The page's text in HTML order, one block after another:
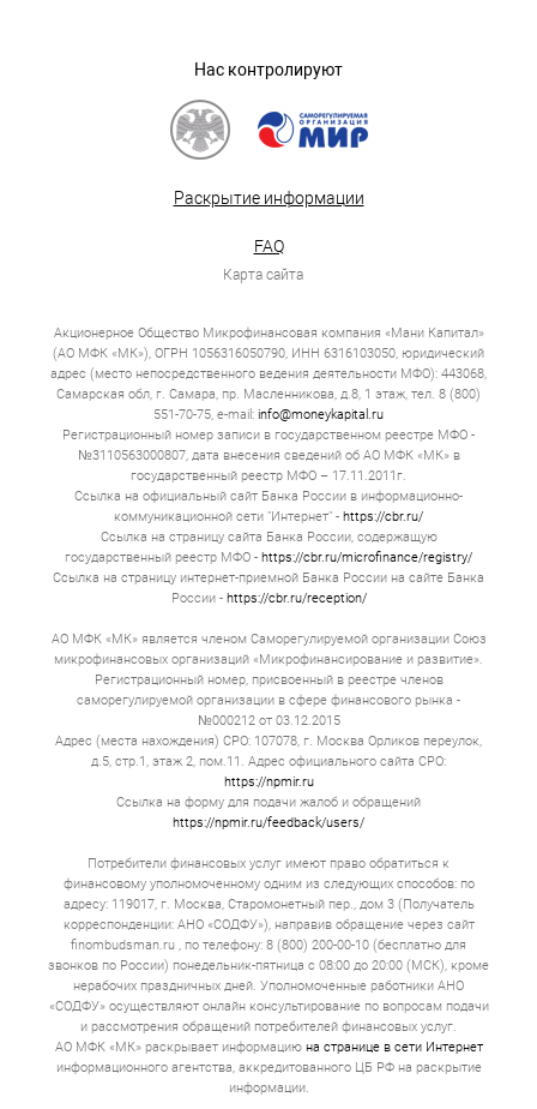
Нас контролируют
Раскрытие информации
FAQ
Карта сайта
Акционерное Общество Микрофинансовая компания «Мани Капитал»
(АО МФК «МК»), ОГРН 1056316050790, ИНН 6316103050, юридический
адрес (место непосредственного ведения деятельности МФО): 443068,
Самарская обл, г. Самара, пр. Масленникова, д.8, 1 этаж, тел. 8 (800)
551-70-75, e-mail: info@moneykapital.ru
Регистрационный номер записи в государственном реестре МФО -
№3110563000807, дата внесения сведений об АО МФК «МК» в
государственный реестр МФО – 17.11.2011г.
Ссылка на официальный сайт Банка России в информационно-
коммуникационной сети "Интернет" - https://cbr.ru/
Ссылка на страницу сайта Банка России, содержащую
государственный реестр МФО - https://cbr.ru/microfinance/registry/
Ссылка на страницу интернет-приемной Банка России на сайте Банка
России - https://cbr.ru/reception/
АО МФК «МК» является членом Саморегулируемой организации Союз
микрофинансовых организаций «Микрофинансирование и развитие».
Регистрационный номер, присвоенный в реестре членов
саморегулируемой организации в сфере финансового рынка -
№000212 от 03.12.2015
Адрес (места нахождения) СРО: 107078, г. Москва Орликов переулок,
д.5, стр.1, этаж 2, пом.11. Адрес официального сайта СРО:
https://npmir.ru
Ссылка на форму для подачи жалоб и обращений
https://npmir.ru/feedback/users/
Потребители финансовых услуг имеют право обратиться к
финансовому уполномоченному одним из следующих способов: по
адресу: 119017, г. Москва, Старомонетный пер., дом 3 (Получатель
корреспонденции: АНО «СОДФУ»), направив обращение через сайт
finombudsman.ru , по телефону: 8 (800) 200-00-10 (бесплатно для
звонков по России) понедельник-пятница с 08:00 до 20:00 (МСК), кроме
нерабочих праздничных дней. Уполномоченные работники АНО
«СОДФУ» осуществляют онлайн консультирование по вопросам подачи
и рассмотрения обращений потребителей финансовых услуг.
АО МФК «МК» раскрывает информацию на странице в сети Интернет
информационного агентства, аккредитованного ЦБ РФ на раскрытие
информации.